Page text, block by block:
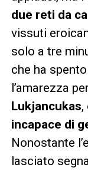
due reti da
vissuti
solo a tre
che ha
l’amarezza
Lukjancukas,
incapace di
Nonostante
lasciato